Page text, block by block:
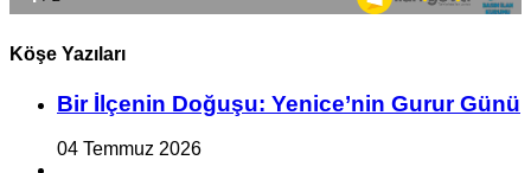
Köşe Yazıları
Bir İlçe­nin Do­ğu­şu: Ye­ni­ce’nin Gurur Günü
04 Temmuz 2026